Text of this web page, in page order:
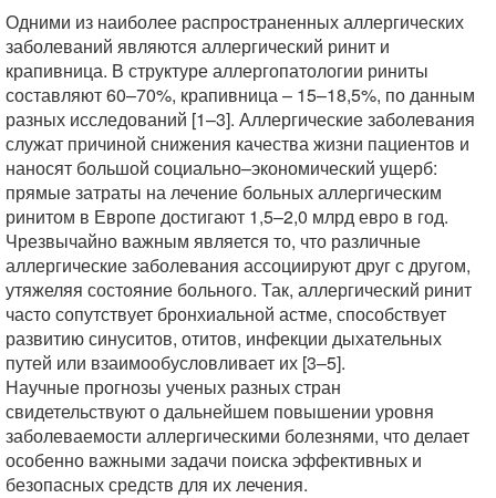
Одними из наиболее распространенных аллергических
заболеваний являются аллергический ринит и
крапивница. В структуре аллергопатологии риниты
составляют 60–70%, крапивница – 15–18,5%, по данным
разных исследований [1–3]. Аллергические заболевания
служат причиной снижения качества жизни пациентов и
наносят большой социально–экономический ущерб:
прямые затраты на лечение больных аллергическим
ринитом в Европе достигают 1,5–2,0 млрд евро в год.
Чрезвычайно важным является то, что различные
аллергические заболевания ассоциируют друг с другом,
утяжеляя состояние больного. Так, аллергический ринит
часто сопутствует бронхиальной астме, способствует
развитию синуситов, отитов, инфекции дыхательных
путей или взаимообусловливает их [3–5].
Научные прогнозы ученых разных стран
свидетельствуют о дальнейшем повышении уровня
заболеваемости аллергическими болезнями, что делает
особенно важными задачи поиска эффективных и
безопасных средств для их лечения.